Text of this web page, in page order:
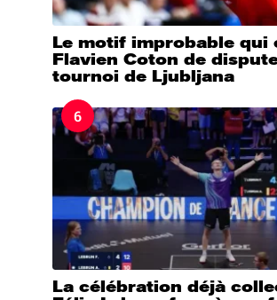
Le motif improbable qui
Flavien Coton de
tournoi de Ljubljana
6
La célébration déjà